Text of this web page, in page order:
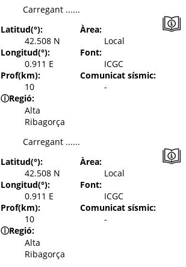
Carregant ......
Latitud(°):
42.508 N
Longitud(°):
0.911 E
Prof(km):
10
ⓘRegió:
Alta
Ribagorça
Àrea:
Local
Font:
ICGC
Comunicat sísmic:
-
Carregant ......
Latitud(°):
42.508 N
Longitud(°):
0.911 E
Prof(km):
10
ⓘRegió:
Alta
Ribagorça
Àrea:
Local
Font:
ICGC
Comunicat sísmic:
-